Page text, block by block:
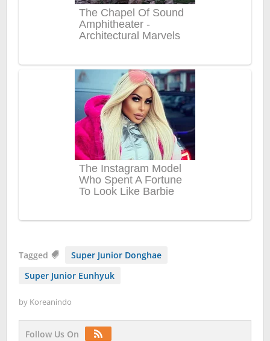
Tagged
Super Junior Donghae
Super Junior Eunhyuk
by Koreanindo
Follow Us On